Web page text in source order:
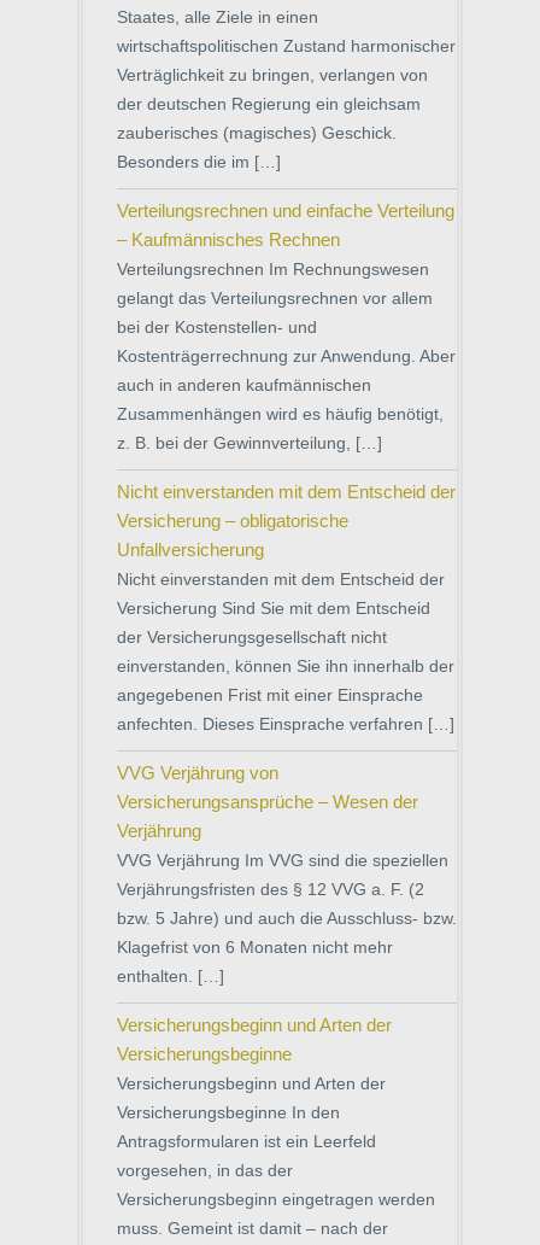
Staates, alle Ziele in einen
wirtschaftspolitischen Zustand harmonischer
Verträglichkeit zu bringen, verlangen von
der deutschen Regierung ein gleichsam
zauberisches (magisches) Geschick.
Besonders die im […]
Verteilungsrechnen und einfache Verteilung
– Kaufmännisches Rechnen
Verteilungsrechnen Im Rechnungswesen
gelangt das Verteilungsrechnen vor allem
bei der Kostenstellen- und
Kostenträgerrechnung zur Anwendung. Aber
auch in anderen kaufmännischen
Zusammenhängen wird es häufig benötigt,
z. B. bei der Gewinnverteilung, […]
Nicht einverstanden mit dem Entscheid der
Versicherung – obligatorische
Unfallversicherung
Nicht einverstanden mit dem Entscheid der
Versicherung Sind Sie mit dem Entscheid
der Versicherungsgesellschaft nicht
einverstanden, können Sie ihn innerhalb der
angegebenen Frist mit einer Einsprache
anfechten. Dieses Einsprache verfahren […]
VVG Verjährung von
Versicherungsansprüche – Wesen der
Verjährung
VVG Verjährung Im VVG sind die speziellen
Verjährungsfristen des § 12 VVG a. F. (2
bzw. 5 Jahre) und auch die Ausschluss- bzw.
Klagefrist von 6 Monaten nicht mehr
enthalten. […]
Versicherungsbeginn und Arten der
Versicherungsbeginne
Versicherungsbeginn und Arten der
Versicherungsbeginne In den
Antragsformularen ist ein Leerfeld
vorgesehen, in das der
Versicherungsbeginn eingetragen werden
muss. Gemeint ist damit – nach der